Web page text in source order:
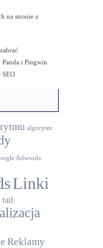
na stronie z
i Pingwin
SEO
algorytm
Adwords
Linki
tail
Reklamy